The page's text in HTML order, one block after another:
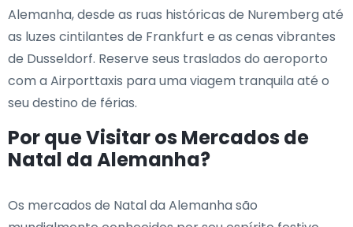
Alemanha, desde as ruas históricas de Nuremberg até
as luzes cintilantes de Frankfurt e as cenas vibrantes
de Dusseldorf. Reserve seus traslados do aeroporto
com a Airporttaxis para uma viagem tranquila até o
seu destino de férias.
Por que Visitar os Mercados de
Natal da Alemanha?
Os mercados de Natal da Alemanha são